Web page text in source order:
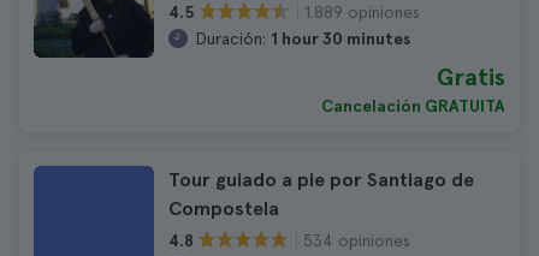
4.5
1.889 opiniones
Duración: 1 hour 30 minutes
Gratis
Cancelación GRATUITA
Tour guiado a pie por Santiago de
Compostela
4.8
534 opiniones